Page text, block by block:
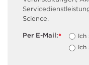
Science.
*
Per E-Mail:
Ich
Ich